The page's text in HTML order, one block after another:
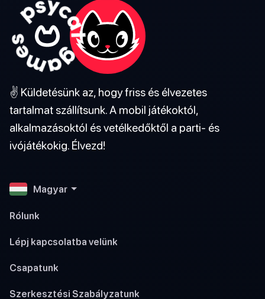
✌️ Küldetésünk az, hogy friss és élvezetes
tartalmat szállítsunk. A mobil játékoktól,
alkalmazásoktól és vetélkedőktől a parti- és
ivójátékokig. Élvezd!
Magyar
Rólunk
Lépj kapcsolatba velünk
Csapatunk
Szerkesztési Szabályzatunk